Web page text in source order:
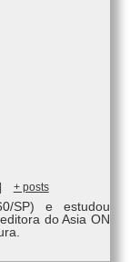
+ posts
SP) e estudou
do Asia ON